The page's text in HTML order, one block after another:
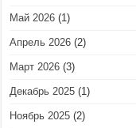
Май 2026 (1)
Апрель 2026 (2)
Март 2026 (3)
Декабрь 2025 (1)
Ноябрь 2025 (2)